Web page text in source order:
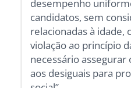
desempenho
candidatos, sem
relacionadas à idade,
violação ao princípio
necessário
aos desiguais para